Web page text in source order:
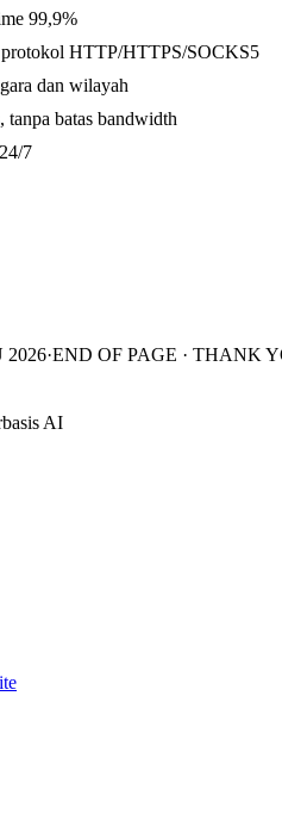
99,9%
HTTP/HTTPS/SOCKS5
dan wilayah
tanpa batas bandwidth
7
2026·END OF PAGE · THANK
AI